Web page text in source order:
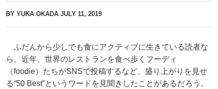
BY YUKA OKADA JULY 11, 2019
ふだんから少しでも食にアクティブに生きている読者な
ら、近年、世界のレストランを食べ歩くフーディ
（foodie）たちがSNSで投稿するなど、盛り上がりを見せ
る“50 Best”というワードを見聞きしたことがあるだろう。